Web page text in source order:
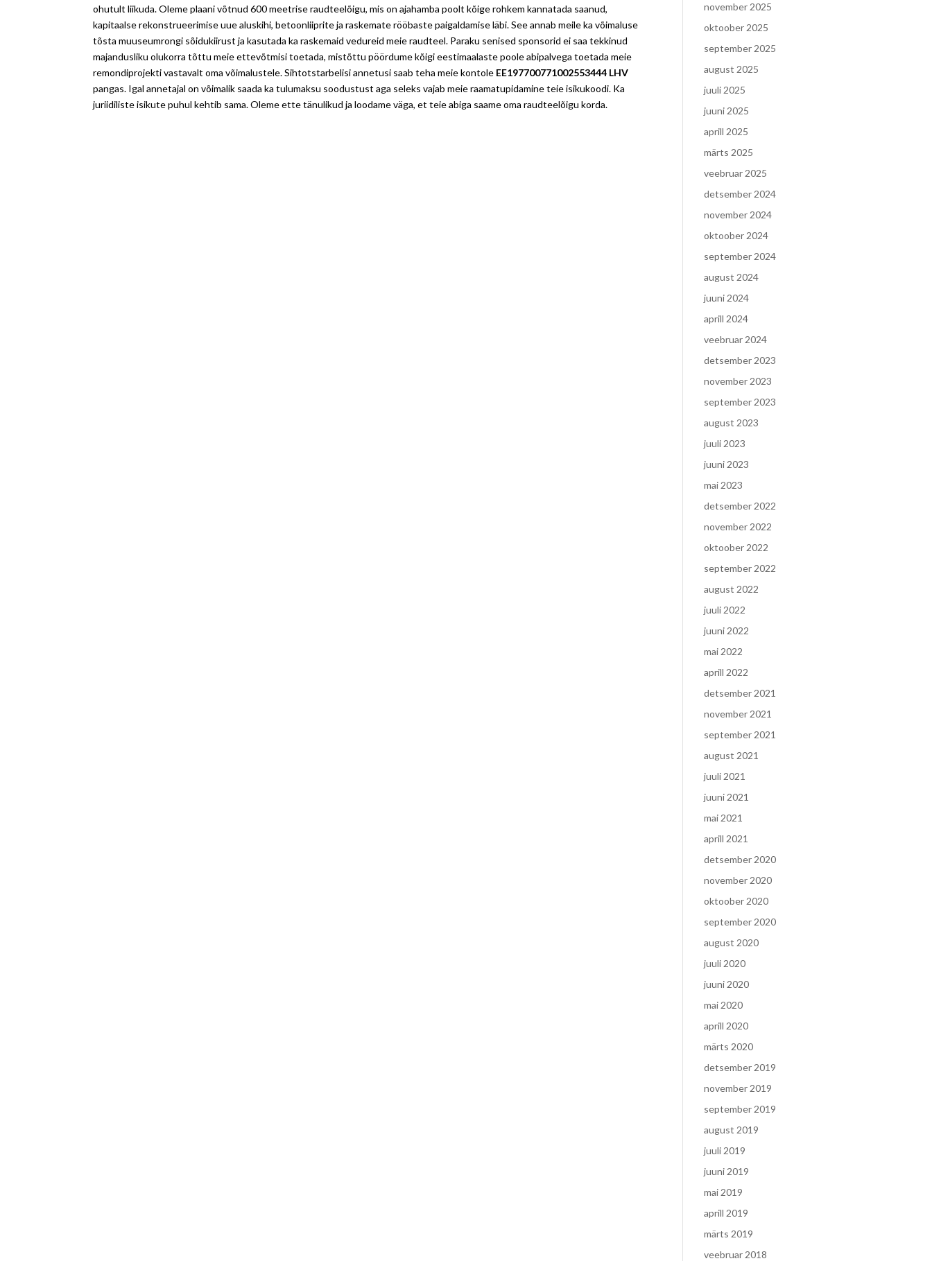
ohutult liikuda. Oleme plaani võtnud 600 meetrise raudteelõigu, mis on ajahamba poolt kõige rohkem kannatada saanud,
kapitaalse rekonstrueerimise uue aluskihi, betoonliiprite ja raskemate rööbaste paigaldamise läbi. See annab meile ka võimaluse
tõsta muuseumrongi sõidukiirust ja kasutada ka raskemaid vedureid meie raudteel. Paraku senised sponsorid ei saa tekkinud
majandusliku olukorra tõttu meie ettevõtmisi toetada, mistõttu pöördume kõigi eestimaalaste poole abipalvega toetada meie
remondiprojekti vastavalt oma võimalustele. Sihtotstarbelisi annetusi saab teha meie kontole EE197700771002553444 LHV
pangas. Igal annetajal on võimalik saada ka tulumaksu soodustust aga seleks vajab meie raamatupidamine teie isikukoodi. Ka
juriidiliste isikute puhul kehtib sama. Oleme ette tänulikud ja loodame väga, et teie abiga saame oma raudteelõigu korda.
november 2025
oktoober 2025
september 2025
august 2025
juuli 2025
juuni 2025
aprill 2025
märts 2025
veebruar 2025
detsember 2024
november 2024
oktoober 2024
september 2024
august 2024
juuni 2024
aprill 2024
veebruar 2024
detsember 2023
november 2023
september 2023
august 2023
juuli 2023
juuni 2023
mai 2023
detsember 2022
november 2022
oktoober 2022
september 2022
august 2022
juuli 2022
juuni 2022
mai 2022
aprill 2022
detsember 2021
november 2021
september 2021
august 2021
juuli 2021
juuni 2021
mai 2021
aprill 2021
detsember 2020
november 2020
oktoober 2020
september 2020
august 2020
juuli 2020
juuni 2020
mai 2020
aprill 2020
märts 2020
detsember 2019
november 2019
september 2019
august 2019
juuli 2019
juuni 2019
mai 2019
aprill 2019
märts 2019
veebruar 2018